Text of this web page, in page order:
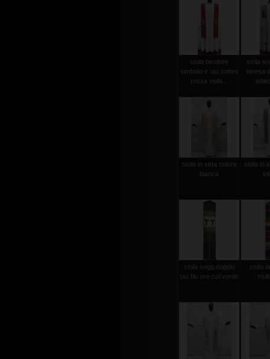
stola bicolore
simbolo e tau colore
rossa viola...
stola
teresa
stola in seta colore
bianca
stola in
stola sogg.doppio
tau filo oro col.verde
stola